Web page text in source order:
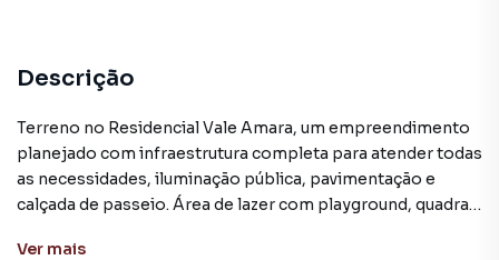
Descrição
Terreno no Residencial Vale Amara, um empreendimento
planejado com infraestrutura completa para atender todas
as necessidades, iluminação pública, pavimentação e
calçada de passeio. Área de lazer com playground, quadra
verde garantindo uma vida mais harmoniosa para você e
Ver mais